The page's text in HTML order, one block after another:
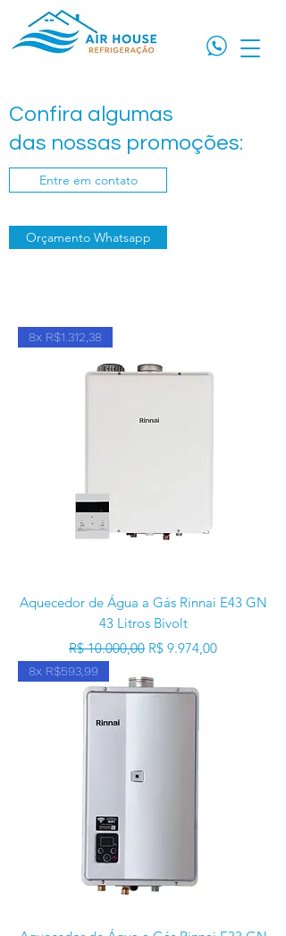
Confira algumas
das nossas promoções:
Entre em contato
Orçamento Whatsapp
8x R$1.312,38
Aquecedor de Água a Gás Rinnai E43 GN
43 Litros Bivolt
Preço normal
R$ 10.000,00 Preço promocional
R$ 9.974,00
8x R$593,99